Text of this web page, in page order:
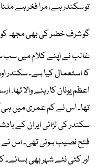
تو سکندر ہے، مرا فخر ہے ملنا
گو شرف خضر کی بھی مجھ
غالب نے اپنے کلام میں سب
کا استعمال کیا ہے۔ سکندر
اعظم یونان کا رہنے والا تھا،
تھا۔ اس نے کم عمری میں ہی
سکندر کی لڑائی ایران کے
فتح نصیب ہوئی تھی۔ اس نے
اور کئی نئے شہر بھی بسائے۔